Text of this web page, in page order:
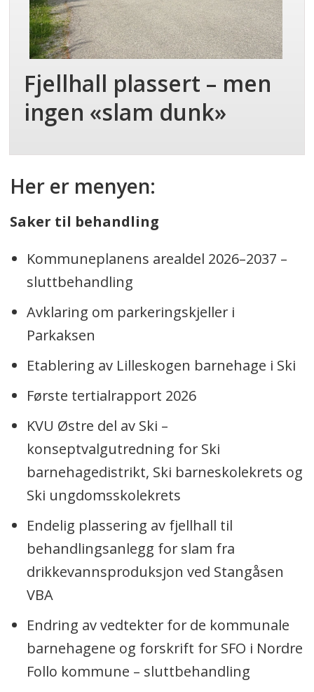
Fjellhall plassert – men
ingen «slam dunk»
Her er menyen:
Saker til behandling
Kommuneplanens arealdel 2026–2037 –
sluttbehandling
Avklaring om parkeringskjeller i
Parkaksen
Etablering av Lilleskogen barnehage i Ski
Første tertialrapport 2026
KVU Østre del av Ski –
konseptvalgutredning for Ski
barnehagedistrikt, Ski barneskolekrets og
Ski ungdomsskolekrets
Endelig plassering av fjellhall til
behandlingsanlegg for slam fra
drikkevannsproduksjon ved Stangåsen
VBA
Endring av vedtekter for de kommunale
barnehagene og forskrift for SFO i Nordre
Follo kommune – sluttbehandling